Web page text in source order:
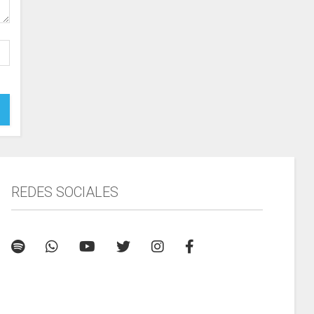
REDES SOCIALES